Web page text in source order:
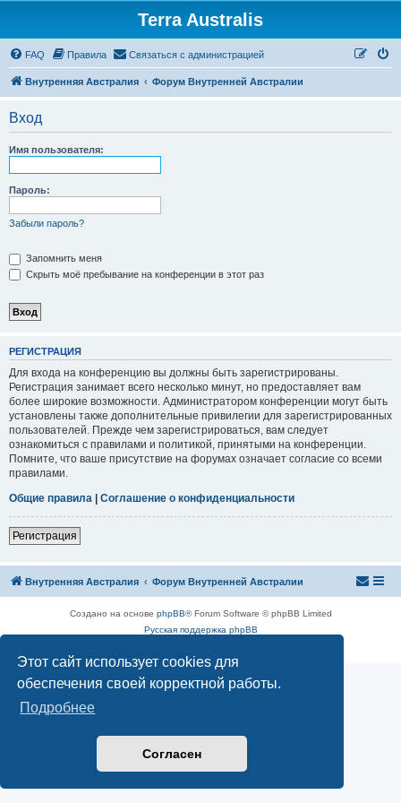
Этот сайт использует cookies для
обеспечения своей корректной работы.
Подробнее
Согласен
Terra Australis
FAQ Правила Связаться с администрацией
Внутренняя Австралия Форум Внутренней Австралии
Вход
Имя пользователя:
Пароль:
Забыли пароль?
Запомнить меня
Скрыть моё пребывание на конференции в этот раз
РЕГИСТРАЦИЯ
Для входа на конференцию вы должны быть зарегистрированы.
Регистрация занимает всего несколько минут, но предоставляет вам
более широкие возможности. Администратором конференции могут быть
установлены также дополнительные привилегии для зарегистрированных
пользователей. Прежде чем зарегистрироваться, вам следует
ознакомиться с правилами и политикой, принятыми на конференции.
Помните, что ваше присутствие на форумах означает согласие со всеми
правилами.
Общие правила | Соглашение о конфиденциальности
Регистрация
Внутренняя Австралия Форум Внутренней Австралии
Создано на основе phpBB® Forum Software © phpBB Limited
Русская поддержка phpBB